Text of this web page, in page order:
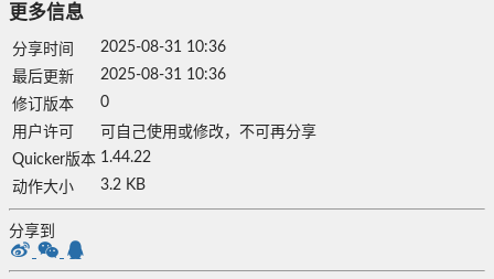
更多信息
分享时间
2025-08-31 10:36
最后更新
2025-08-31 10:36
修订版本
0
用户许可
可自己使用或修改，不可再分享
Quicker版本 1.44.22
动作大小
3.2 KB
分享到